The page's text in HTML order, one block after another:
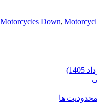
Motorcycles Down,
ها